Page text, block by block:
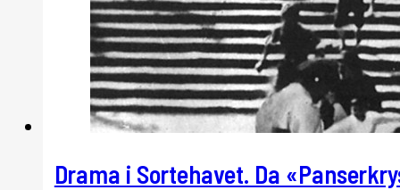
Drama i Sortehavet. Da